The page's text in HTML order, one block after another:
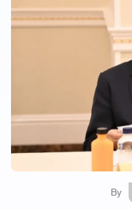
By